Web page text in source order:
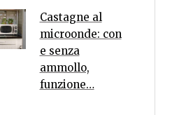
Castagne al
microonde: con
e senza
ammollo,
funzione…